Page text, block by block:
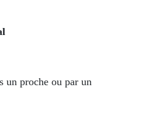
un proche ou par un